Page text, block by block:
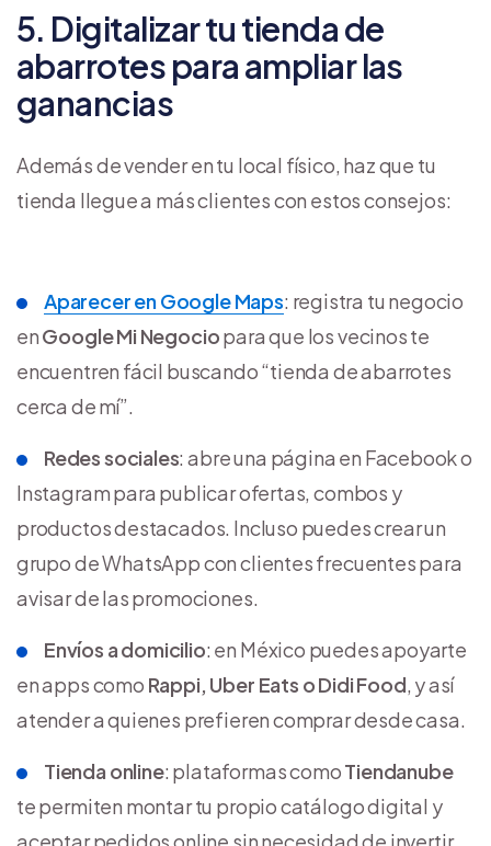
5. Digitalizar tu tienda de
abarrotes para ampliar las
ganancias
Además de vender en tu local físico, haz que tu
tienda llegue a más clientes con estos consejos:
Aparecer en Google Maps: registra tu negocio
enGoogle Mi Negociopara que los vecinos te
encuentren fácil buscando “tienda de abarrotes
cerca de mí”.
Redes sociales: abre una página en Facebook o
Instagram para publicar ofertas, combos y
productos destacados. Incluso puedes crear un
grupo de WhatsApp con clientes frecuentes para
avisar de las promociones.
Envíos a domicilio: en México puedes apoyarte
en apps como Rappi, Uber Eats o Didi Food, y así
atender a quienes prefieren comprar desde casa.
Tienda online: plataformas comoTiendanube
te permiten montar tu propio catálogo digital y